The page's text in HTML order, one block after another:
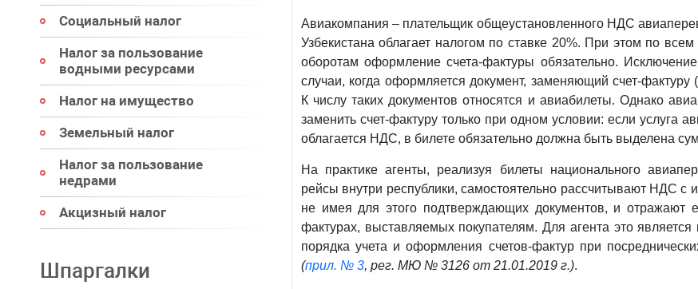
Социальный налог
Налог за пользование
водными ресурсами
Налог на имущество
Земельный налог
Налог за пользование
недрами
Акцизный налог
Шпаргалки
Авиакомпания – плательщик общеустановленного НДС
Узбекистана облагает налогом по ставке 20%. При этом по
оборотам оформление счета-фактуры обязательно.
случаи, когда оформляется документ, заменяющий счет-фактуру (
К числу таких документов относятся и авиабилеты. Однако
заменить счет-фактуру только при одном условии: если услуга
облагается НДС, в билете обязательно должна быть выделена
На практике агенты, реализуя билеты национального
рейсы внутри республики, самостоятельно рассчитывают НДС с
не имея для этого подтверждающих документов, и отражают
фактурах, выставляемых покупателям. Для агента это
порядка учета и оформления счетов-фактур при
(прил. № 3, рег. МЮ № 3126 от 21.01.2019 г.).